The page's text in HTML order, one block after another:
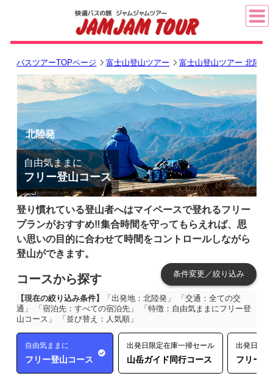
バスツアーTOPページ 富士山登山ツアー 富士山登山ツアー 北陸発
北陸発
自由気ままに
フリー登山コース
登り慣れている登山者へはマイペースで登れるフリー
プランがおすすめ‼集合時間を守ってもらえれば、思
い思いの目的に合わせて時間をコントロールしながら
登山ができます。
コースから探す 条件変更／絞り込み
【現在の絞り込み条件】
「出発地：北陸発」 「交通：全ての交
通」 「宿泊先：すべての宿泊先」 「特徴：自由気ままにフリー登
山コース」 「並び替え：人気順」
自由気ままに
フリー登山コース
出発日限定在庫一掃セール
山岳ガイド同行コース
出発日限
フリー登